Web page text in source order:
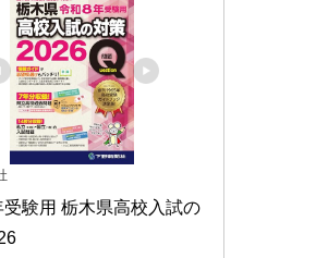
験用 栃木県高校入試の